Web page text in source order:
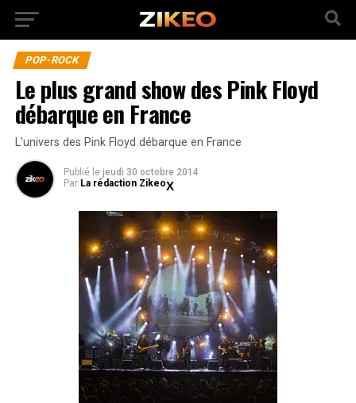
POP-ROCK
Le plus grand show des Pink Floyd
débarque en France
L'univers des Pink Floyd débarque en France
Publié le jeudi 30 octobre 2014
Par La rédaction Zikeo